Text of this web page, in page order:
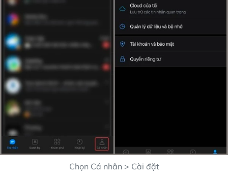
Chọn Cá nhân > Cài đặt